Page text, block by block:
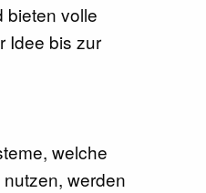
bieten volle
Idee bis zur
welche
werden